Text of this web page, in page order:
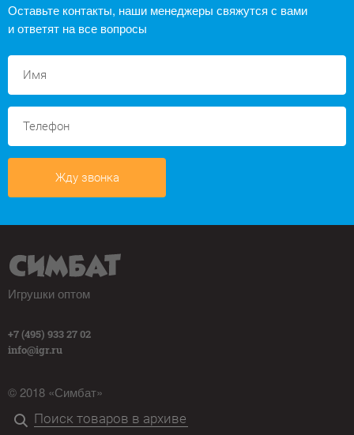
Оставьте контакты, наши менеджеры свяжутся с вами
и ответят на все вопросы
Жду звонка
Игрушки оптом
+7 (495) 933 27 02
info@igr.ru
© 2018 «Симбат»